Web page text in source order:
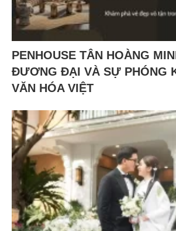
PENHOUSE TÂN HOÀNG
ĐƯƠNG ĐẠI VÀ SỰ PHÓNG
VĂN HÓA VIỆT